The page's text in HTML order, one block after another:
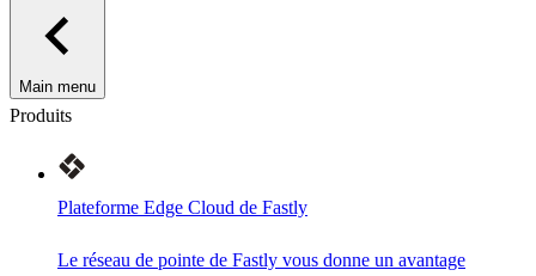
Main menu
Produits
Plateforme Edge Cloud de Fastly
Le réseau de pointe de Fastly vous donne un avantage